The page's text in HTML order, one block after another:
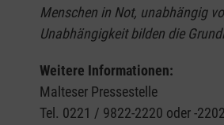
Menschen in Not, unabhängig
Unabhängigkeit bilden die
Weitere Informationen:
Malteser Pressestelle
Tel. 0221 / 9822-2220 oder -2202